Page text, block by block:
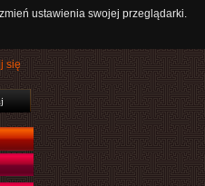
ustawienia swojej przeglądarki.
się